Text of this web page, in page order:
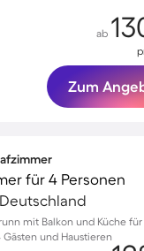
ab
Zum
für 4 Personen
mit Balkon und Küche für
und Haustieren